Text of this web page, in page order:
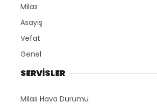
Milas
Asayiş
Vefat
Genel
SERVİSLER
Milas Hava Durumu